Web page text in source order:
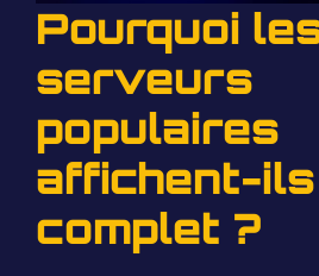
Pourquoi
serveurs
populaires
affichent-ils
complet ?